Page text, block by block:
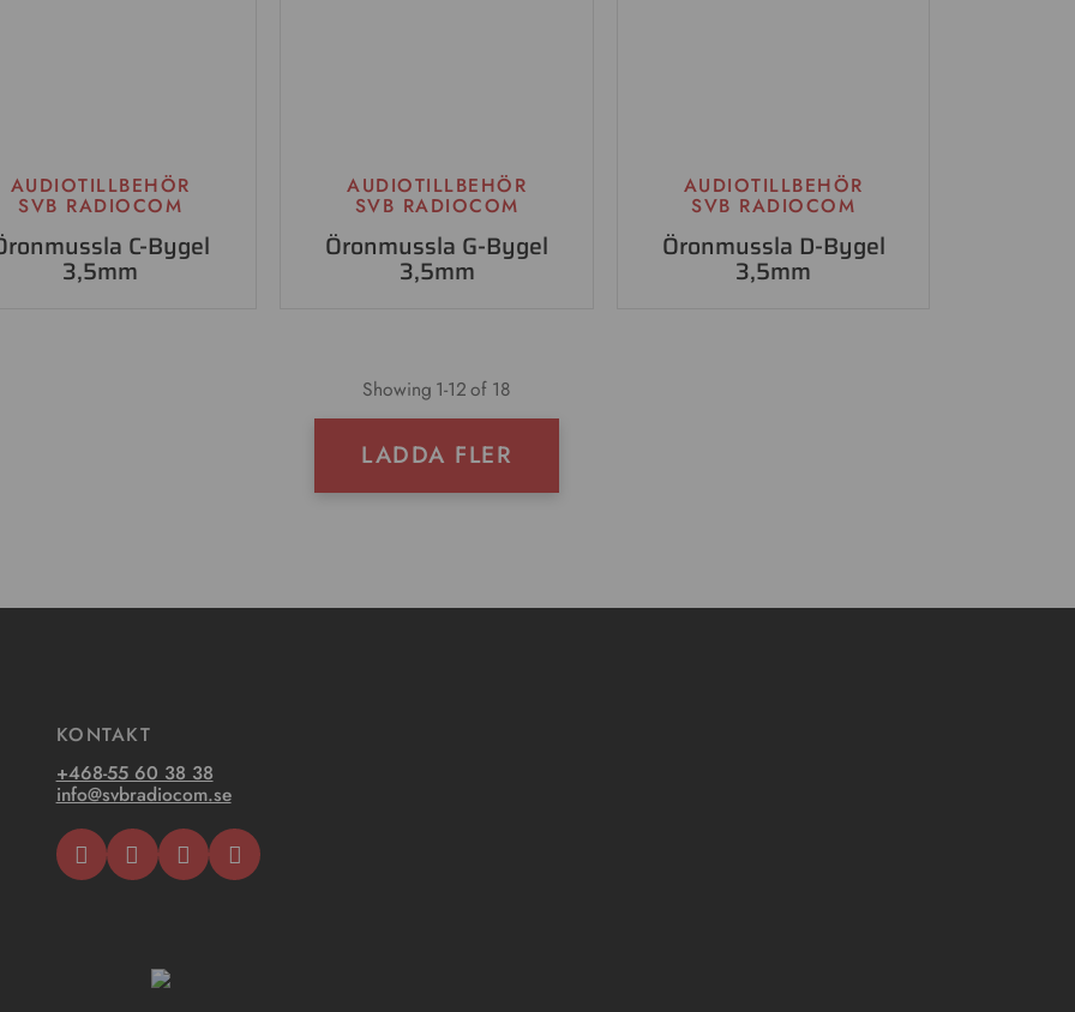
AUDIOTILLBEHÖR
SVB RADIOCOM
C-Bygel
3,5mm
AUDIOTILLBEHÖR
SVB RADIOCOM
Öronmussla G-Bygel
3,5mm
AUDIOTILLBEHÖR
SVB RADIOCOM
Öronmussla D-Bygel
3,5mm
Showing 1-12of 18
LADDA FLER
KONTAKT
+468-55 60 38 38
info@svbradiocom.se